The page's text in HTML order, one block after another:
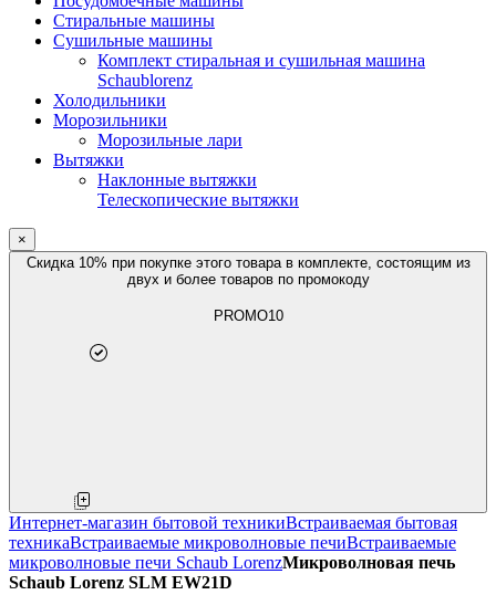
Стиральные машины
Сушильные машины
Комплект стиральная и сушильная машина
Schaublorenz
Холодильники
Морозильники
Морозильные лари
Вытяжки
Наклонные вытяжки
Телескопические вытяжки
×
Скидка 10% при покупке этого товара в комплекте, состоящим из
двух и более товаров по промокоду
PROMO10
Интернет-магазин бытовой техникиВстраиваемая бытовая
техникаВстраиваемые микроволновые печиВстраиваемые
микроволновые печи Schaub LorenzМикроволновая печь
Schaub Lorenz SLM EW21D